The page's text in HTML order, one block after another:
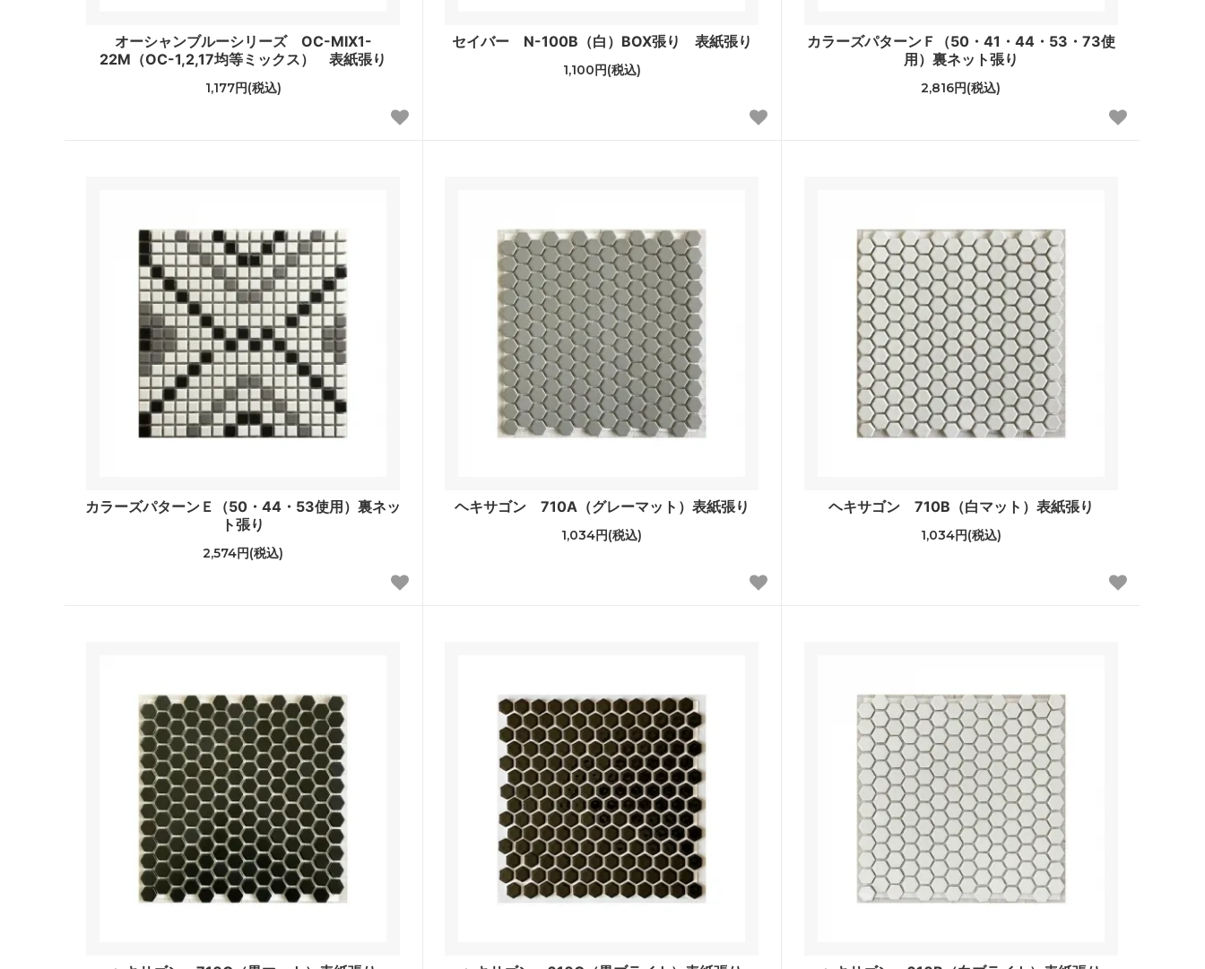
オーシャンブルーシリーズ OC-MIX1-
22M（OC-1,2,17均等ミックス） 表紙張り
1,177円(税込)
セイバー N-100B（白）BOX張り 表紙張り
1,100円(税込)
カラーズパターンＦ（50・41・44・53・73使
用）裏ネット張り
2,816円(税込)
カラーズパターンＥ（50・44・53使用）裏ネッ
ト張り
2,574円(税込)
ヘキサゴン 710A（グレーマット）表紙張り
1,034円(税込)
ヘキサゴン 710B（白マット）表紙張り
1,034円(税込)